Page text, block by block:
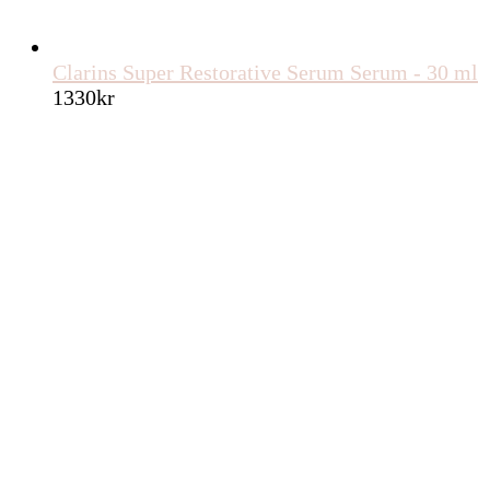
Clarins Super Restorative Serum Serum - 30 ml
1330kr